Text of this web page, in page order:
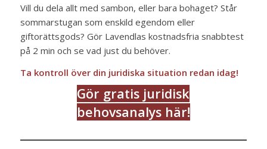
Vill du dela allt med sambon, eller bara bohaget? Står
sommarstugan som enskild egendom eller
giftorättsgods? Gör Lavendlas kostnadsfria snabbtest
på 2 min och se vad just du behöver.
Ta kontroll över din juridiska situation redan idag!
Gör gratis juridisk
behovsanalys här!